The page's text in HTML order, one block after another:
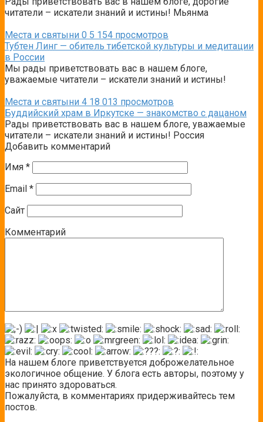
читатели – искатели знаний и истины! Мьянма
Места и святыни 0 5 154 просмотров
Тубтен Линг — обитель тибетской культуры и медитации
в России
Мы рады приветствовать вас в нашем блоге,
уважаемые читатели – искатели знаний и истины!
Места и святыни 4 18 013 просмотров
Буддийский храм в Иркутске — знакомство с дацаном
Рады приветствовать вас в нашем блоге, уважаемые
читатели – искатели знаний и истины! Россия
Добавить комментарий
Имя *
Email *
Сайт
Комментарий
На нашем блоге приветствуется доброжелательное
экологичное общение. У блога есть авторы, поэтому у
нас принято здороваться.
Пожалуйста, в комментариях придерживайтесь тем
постов.